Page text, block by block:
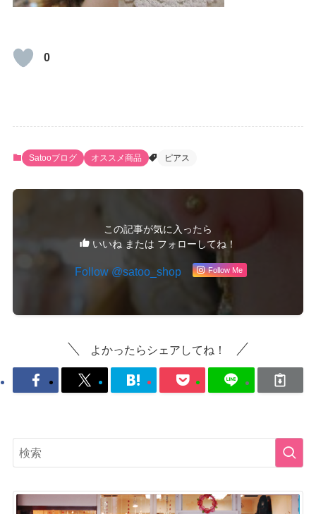
0
Satooブログ オススメ商品 ピアス
この記事が気に入ったら
いいね または フォローしてね！
Follow Me
よかったらシェアしてね！